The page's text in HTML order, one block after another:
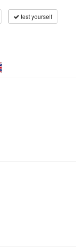
test yourself